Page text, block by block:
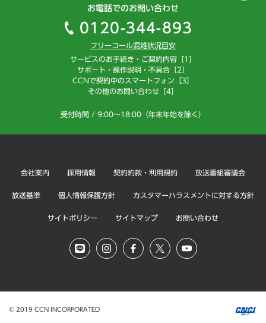
お電話でのお問い合わせ
0120-344-893
フリーコール混雑状況目安
サービスのお手続き・ご契約内容［1］
サポート・操作説明・不具合［2］
CCNで契約中のスマートフォン［3］
その他のお問い合わせ［4］
受付時間 / 9:00～18:00（年末年始を除く）
会社案内 採用情報 契約約款・利用規約 放送番組審議会
放送基準 個人情報保護方針 カスタマーハラスメントに対する方針
サイトポリシー サイトマップ お問い合わせ
© 2019 CCN INCORPORATED